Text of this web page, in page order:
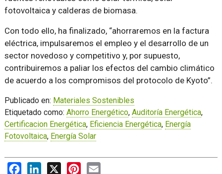
fotovoltaica y calderas de biomasa.
Con todo ello, ha finalizado, “ahorraremos en la factura
eléctrica, impulsaremos el empleo y el desarrollo de un
sector novedoso y competitivo y, por supuesto,
contribuiremos a paliar los efectos del cambio climático
de acuerdo a los compromisos del protocolo de Kyoto”.
Publicado en: Materiales Sostenibles
Etiquetado como: Ahorro Energético, Auditoría Energética,
Certificacion Energética, Eficiencia Energética, Energía
Fotovoltaica, Energía Solar
FacebookLinkedIn
X PinterestEmail